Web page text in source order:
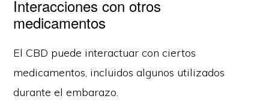
Interacciones con otros
medicamentos
El CBD puede interactuar con ciertos
medicamentos, incluidos algunos utilizados
durante el embarazo.